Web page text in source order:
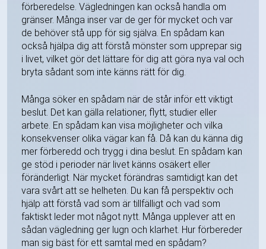
förberedelse. Vägledningen kan också handla om
gränser. Många inser var de ger för mycket och var
de behöver stå upp för sig själva. En spådam kan
också hjälpa dig att förstå mönster som upprepar sig
i livet, vilket gör det lättare för dig att göra nya val och
bryta sådant som inte känns rätt för dig.
Många söker en spådam när de står inför ett viktigt
beslut. Det kan gälla relationer, flytt, studier eller
arbete. En spådam kan visa möjligheter och vilka
konsekvenser olika vägar kan få. Då kan du känna dig
mer förberedd och trygg i dina beslut. En spådam kan
ge stöd i perioder när livet känns osäkert eller
föränderligt. När mycket förändras samtidigt kan det
vara svårt att se helheten. Du kan få perspektiv och
hjälp att förstå vad som är tillfälligt och vad som
faktiskt leder mot något nytt. Många upplever att en
sådan vägledning ger lugn och klarhet. Hur förbereder
man sig bäst för ett samtal med en spådam?